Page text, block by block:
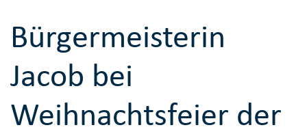
Bürgermeisterin
Jacob bei
Weihnachtsfeier der